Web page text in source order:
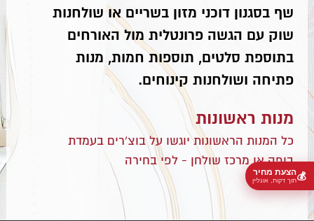
💰הצעת מחיר
תוך דקות, אונליין
שף בסגנון דוכני מזון בשריים או שולחנות
שוק עם הגשה פרונטלית מול האורחים
בתוספת סלטים, תוספות חמות, מנות
פתיחה ושולחנות קינוחים.
מנות ראשונות
כל המנות הראשונות יוגשו על בוצ'רים בעמדת
בופה או מרכז שולחן - לפי בחירה
ארעיס פיתה ממולאת בבשר טלה ועשבי תיבול